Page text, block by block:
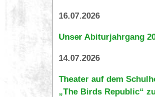
16.07.2026
Unser Abiturjahrgang
14.07.2026
Theater auf dem
„The Birds Republic“